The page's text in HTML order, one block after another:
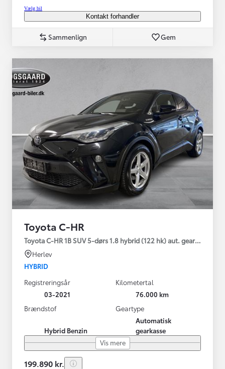
Vælg bil
Kontakt forhandler
Sammenlign Gem
Toyota C-HR
Toyota C-HR 1B SUV 5-dørs 1.8 hybrid (122 hk) aut. gear C-LUB -
Herlev
HYBRID
Registreringsår
03-2021
Kilometertal
76.000 km
Brændstof
Hybrid Benzin
Geartype
Automatisk
gearkasse
Vis mere
199.890 kr.